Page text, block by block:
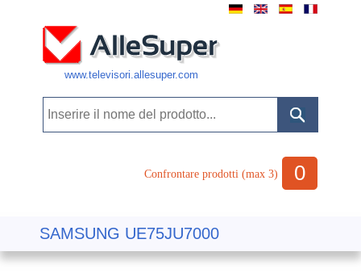
www.televisori.allesuper.com
Confrontare prodotti (max 3) 0
SAMSUNG UE75JU7000